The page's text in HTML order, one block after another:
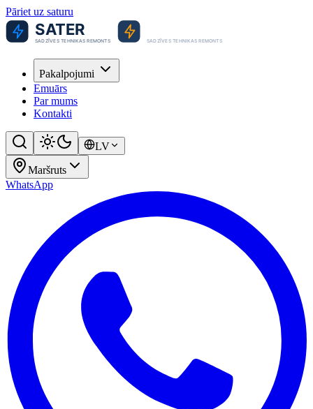
Pāriet uz saturu
Pakalpojumi
Emuārs
Par mums
Kontakti
LV
Maršruts
WhatsApp